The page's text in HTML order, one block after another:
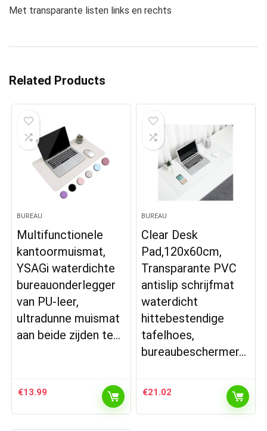
Met transparante listen links en rechts
Related Products
BUREAU
Multifunctionele
kantoormuismat,
YSAGi waterdichte
bureauonderlegger
van PU-leer,
ultradunne muismat
aan beide zijden te…
€13.99
BUREAU
Clear Desk
Pad,120x60cm,
Transparante PVC
antislip schrijfmat
waterdicht
hittebestendige
tafelhoes,
bureaubeschermer…
€21.02